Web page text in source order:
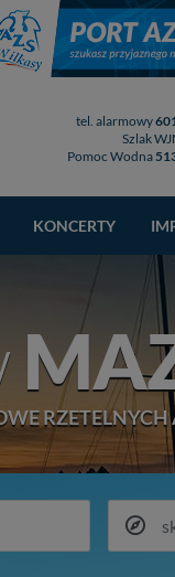
tel. alarmowy
Szlak
Pomoc Wodna
KONCERTY